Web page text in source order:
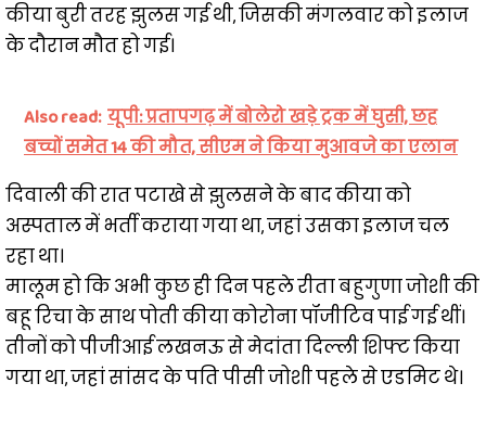
कीया बुरी तरह झुलस गई थी, जिसकी मंगलवार को इलाज
के दौरान मौत हो गई।
Also read: यूपी: प्रतापगढ़ में बोलेरो खड़े ट्रक में घुसी, छह
बच्चों समेत 14 की मौत, सीएम ने किया मुआवजे का एलान
दिवाली की रात पटाखे से झुलसने के बाद कीया को
अस्पताल में भर्ती कराया गया था, जहां उसका इलाज चल
रहा था।
मालूम हो कि अभी कुछ ही दिन पहले रीता बहुगुणा जोशी की
बहू रिचा के साथ पोती कीया कोरोना पॉजीटिव पाई गई थीं।
तीनों को पीजीआई लखनऊ से मेदांता दिल्ली शिफ्ट किया
गया था, जहां सांसद के पति पीसी जोशी पहले से एडमिट थे।